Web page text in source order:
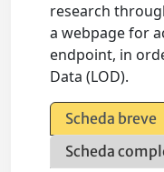
research
a webpage for
endpoint, in
Data (LOD).
Scheda breve
Scheda